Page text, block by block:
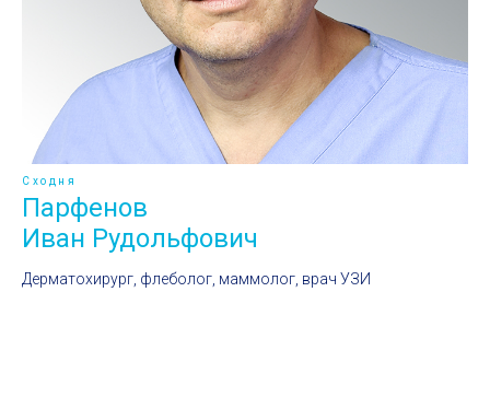
Сходня
Парфенов
Иван Рудольфович
Дерматохирург, флеболог, маммолог, врач УЗИ